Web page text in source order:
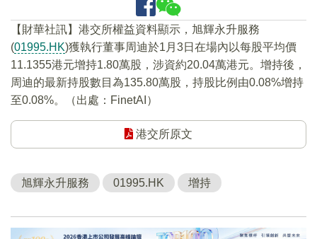
【財華社訊】港交所權益資料顯示，旭輝永升服務
(01995.HK)獲執行董事周迪於1月3日在場內以每股平均價
11.1355港元增持1.80萬股，涉資約20.04萬港元。增持後，
周迪的最新持股數目為135.80萬股，持股比例由0.08%增持
至0.08%。（出處：FinetAI）
港交所原文
旭輝永升服務 01995.HK 增持